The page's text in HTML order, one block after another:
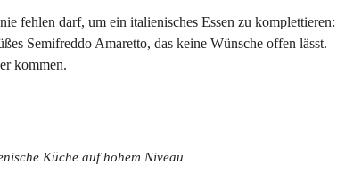
fehlen darf, um ein italienisches Essen zu
Semifreddo Amaretto, das keine Wünsche offen lässt.
kommen.
Küche auf hohem Niveau